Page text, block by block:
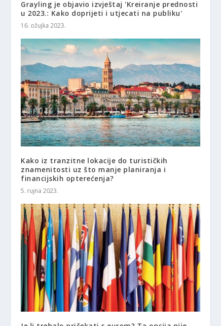
Grayling je objavio izvještaj 'Kreiranje prednosti
u 2023.: Kako doprijeti i utjecati na publiku'
16. ožujka 2023.
Kako iz tranzitne lokacije do turističkih
znamenitosti uz što manje planiranja i
financijskih opterećenja?
5. rujna 2023.